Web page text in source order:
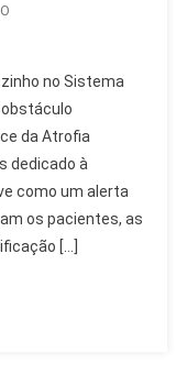
no Sistema
obstáculo
da Atrofia
dedicado à
como um alerta
os pacientes, as
[…]